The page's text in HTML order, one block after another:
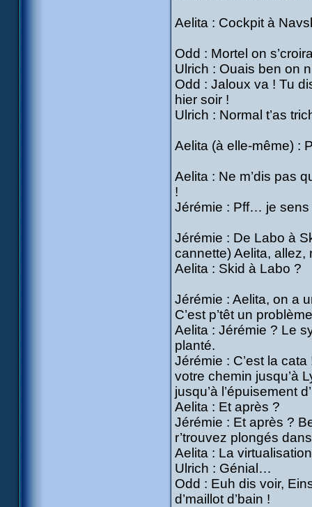
Aelita : Cockpit à
Odd : Mortel on
Ulrich : Ouais ben on
Odd : Jaloux va ! Tu
hier soir !
Ulrich : Normal t’as
Aelita (à elle-même) :
Aelita : Ne m’dis pas
!
Jérémie : Pff… je sens
Jérémie : De Labo à
cannette) Aelita, allez,
Aelita : Skid à Labo ?
Jérémie : Aelita, on a
C’est p’têt un
Aelita : Jérémie ? Le
planté.
Jérémie : C’est la
votre chemin jusqu’à
jusqu’à l’épuisement
Aelita : Et après ?
Jérémie : Et après ?
r’trouvez plongés
Aelita : La
Ulrich : Génial…
Odd : Euh dis voir,
d’maillot d’bain !